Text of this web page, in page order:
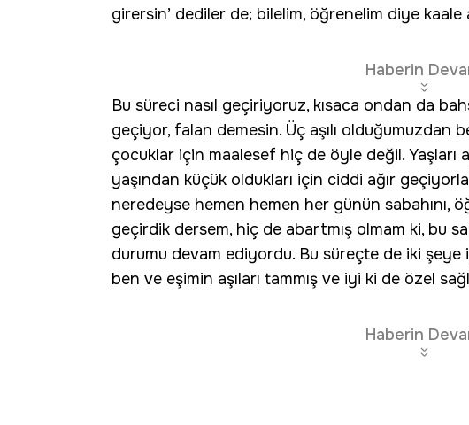
girersin’ dediler de; bilelim, öğrenelim diye kaale
Haberin
Bu süreci nasıl geçiriyoruz, kısaca ondan da
geçiyor, falan demesin. Üç aşılı olduğumuzdan
çocuklar için maalesef hiç de öyle değil. Yaşları
yaşından küçük oldukları için ciddi ağır
neredeyse hemen hemen her günün sabahını,
geçirdik dersem, hiç de abartmış olmam ki, bu
durumu devam ediyordu. Bu süreçte de iki şeye
ben ve eşimin aşıları tammış ve iyi ki de özel
Haberin